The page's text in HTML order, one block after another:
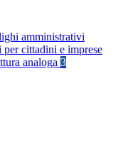
amministrativi
cittadini e imprese
analoga 3